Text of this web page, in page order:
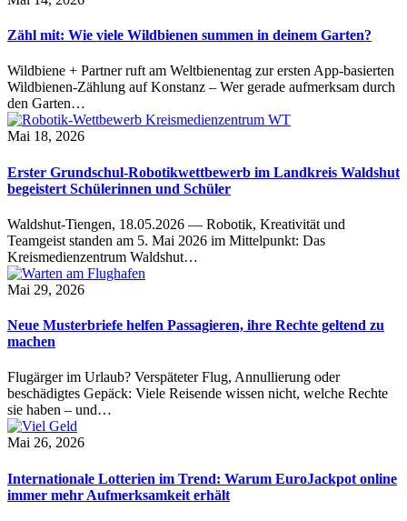
Zähl mit: Wie viele Wildbienen summen in deinem Garten?
Wildbiene + Partner ruft am Weltbienentag zur ersten App-basierten
Wildbienen-Zählung auf Konstanz – Wer gerade aufmerksam durch
den Garten…
Mai 18, 2026
Erster Grundschul-Robotikwettbewerb im Landkreis Waldshut
begeistert Schülerinnen und Schüler
Waldshut-Tiengen, 18.05.2026 — Robotik, Kreativität und
Teamgeist standen am 5. Mai 2026 im Mittelpunkt: Das
Kreismedienzentrum Waldshut…
Mai 29, 2026
Neue Musterbriefe helfen Passagieren, ihre Rechte geltend zu
machen
Flugärger im Urlaub? Verspäteter Flug, Annullierung oder
beschädigtes Gepäck: Viele Reisende wissen nicht, welche Rechte
sie haben – und…
Mai 26, 2026
Internationale Lotterien im Trend: Warum EuroJackpot online
immer mehr Aufmerksamkeit erhält